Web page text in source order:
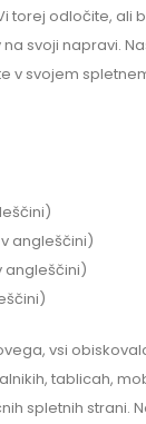
torej odločite, ali
svoji napravi.
v svojem
angleščini)
angleščini)
vsi
tablicah,
spletnih strani.